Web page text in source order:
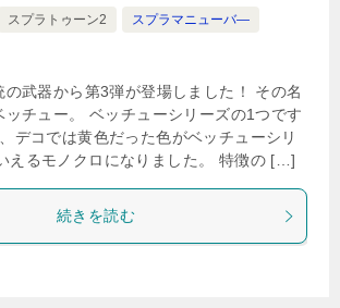
スプラトゥーン2 スプラマニューバ―
武器から第3弾が登場しました！ その名
ッチュー。 ベッチューシリーズの1つです
デコでは黄色だった色がベッチューシリ
えるモノクロになりました。 特徴の […]
続きを読む